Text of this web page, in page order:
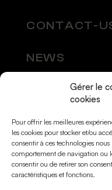
Gérer le
cookies
Pour offrir les meilleures
les cookies pour stocker et/ou
consentir à ces technologies
comportement de navigation ou
consentir ou de retirer son
caractéristiques et fonctions.
CONTACT-
NEWS
SOCIAL